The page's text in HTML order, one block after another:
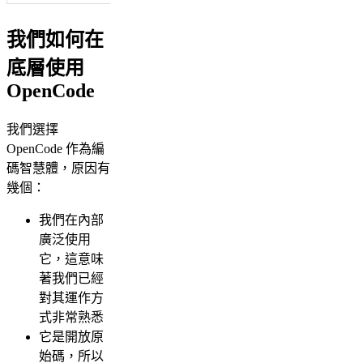
我們如何在
底層使用
OpenCode
我們選擇
OpenCode 作為編
碼智慧體，原因有
幾個：
我們在內部
廣泛使用
它，這意味
著我們已經
對其運作方
式非常熟悉
它是開放原
始碼，所以